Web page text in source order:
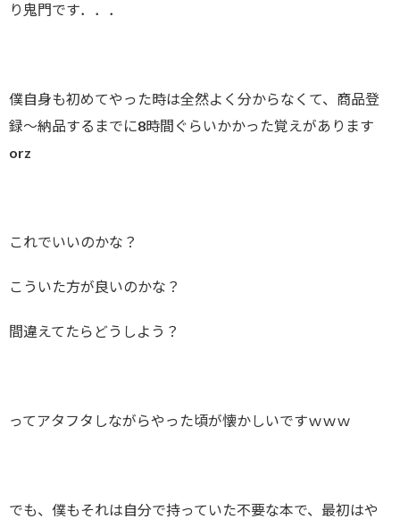
り鬼門です．．．
僕自身も初めてやった時は全然よく分からなくて、商品登
録～納品するまでに8時間ぐらいかかった覚えがあります
orz
これでいいのかな？
こういた方が良いのかな？
間違えてたらどうしよう？
ってアタフタしながらやった頃が懐かしいですｗｗｗ
でも、僕もそれは自分で持っていた不要な本で、最初はや